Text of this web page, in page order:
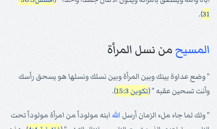
31
).
المسيحمن نسل المرأة
" وضع عداوة بينك وبين المرأة وبين نسلك ونسلها هو يسحق رأسك
وأنت تسحين عقبه " (تكوين 15:3 ).
" ولك لما جاء ملء الزمان أرسل الله ابنه مولوداً من امرأة مولوداً تحت